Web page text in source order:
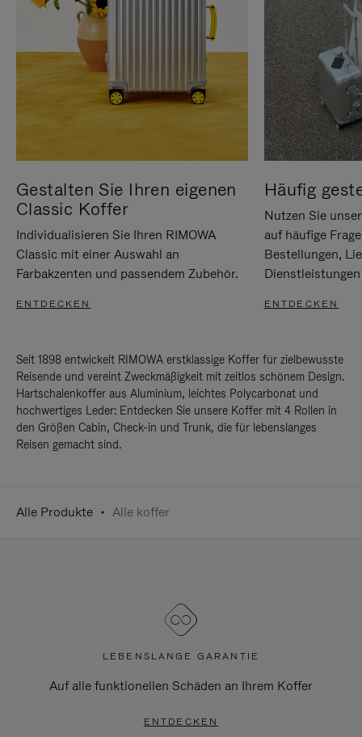
Gestalten Sie Ihren eigenen
Classic Koffer
Individualisieren Sie Ihren RIMOWA
Classic mit einer Auswahl an
Farbakzenten und passendem Zubehör.
ENTDECKEN
Häufig
Nutzen Sie
auf häufige
Bestellungen,
ENTDECKEN
Seit 1898 entwickelt RIMOWA erstklassige Koffer für zielbewusste
Reisende und vereint Zweckmäßigkeit mit zeitlos schönem Design.
Hartschalenkoffer aus Aluminium, leichtes Polycarbonat und
hochwertiges Leder: Entdecken Sie unsere Koffer mit 4 Rollen in
den Größen Cabin, Check-in und Trunk, die für lebenslanges
Reisen gemacht sind.
Alle Produkte Alle koffer
LEBENSLANGE GARANTIE
Auf alle funktionellen Schäden an Ihrem Koffer
ENTDECKEN